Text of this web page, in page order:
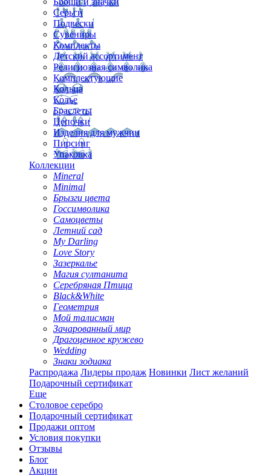
Серьги
Подвески
Сувениры
Комплекты
Детский ассортимент
Религиозная символика
Комплектующие
Кольца
Колье
Браслеты
Цепочки
Изделия для мужчин
Пирсинг
Упаковка
Коллекции
Mineral
Minimal
Брызги цвета
Госсимволика
Самоцветы
Летний сад
My Darling
Love Story
Зазеркалье
Магия султанита
Серебряная Птица
Black&White
Геометрия
Мой талисман
Зачарованный мир
Драгоценное кружево
Wedding
Знаки зодиака
Распродажа Лидеры продаж Новинки Лист желаний
Подарочный сертификат
Еще
Столовое серебро
Подарочный сертификат
Продажи оптом
Условия покупки
Отзывы
Блог
Акции